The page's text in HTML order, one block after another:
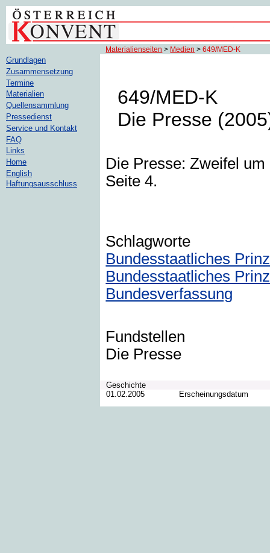
Materialienseiten > Medien >649/MED-K
649/MED-K
Die Presse
Die Presse: Zweifel
Seite 4.
Schlagworte
Bundesstaatliches
Bundesstaatliches
Bundesverfassung
Fundstellen
Die Presse
Geschichte
01.02.2005
Erscheinungsdatum
Grundlagen
Zusammensetzung
Termine
Materialien
Quellensammlung
Pressedienst
Service und Kontakt
FAQ
Links
Home
English
Haftungsausschluss